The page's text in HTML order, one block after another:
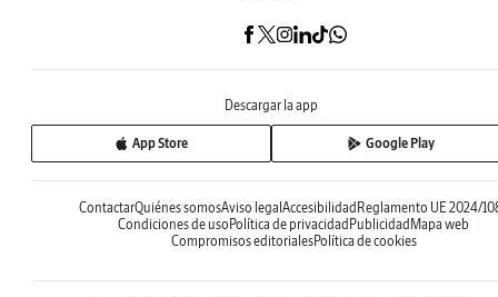
Descargar la app
App Store Google Play
ContactarQuiénes somosAviso legalAccesibilidadReglamento UE 2024/
Condiciones de usoPolítica de privacidadPublicidadMapa web
Compromisos editorialesPolítica de cookies